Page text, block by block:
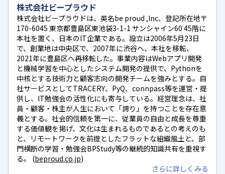
株式会社ビープラウド
株式会社ビープラウドは、英名be proud ,Inc、登記所在地〒
170-6045 東京都豊島区東池袋3-1-1 サンシャイン60 45階に
本社を置く、日本のIT企業である。設立は2006年5月23日
で、創業地は中央区で、2007年に渋谷へ、本社を移転、
2021年に豊島区へ再移転した。事業内容はWebアプリ開発
と機械学習を中心としたシステム開発の提供で、Pythonを
中核とする技術力と顧客志向の開発チームを強みとする。自
社サービスとしてTRACERY、PyQ、connpass等を運営・提
供し、IT勉強会の活性化にも寄与している。経営理念は、社
員・顧客・株主が人生において「誇り」を持つことを存在意
義とする。社会的信頼を第一に、従業員の自由と成長を尊重
する価値観を掲げ、文化は生まれるものであるとの考えのも
と、リモートワークを前提としたフラットな組織風土と、部
門横断の学習・勉強会BPStudy等の継続的知識共有を重視す
る。 (beproud.co.jp)
さらに詳しくみる